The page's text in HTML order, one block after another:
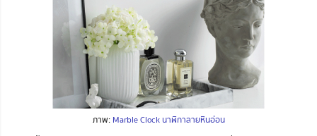
ภาพ: Marble Clock นาฬิกาลายหินอ่อน